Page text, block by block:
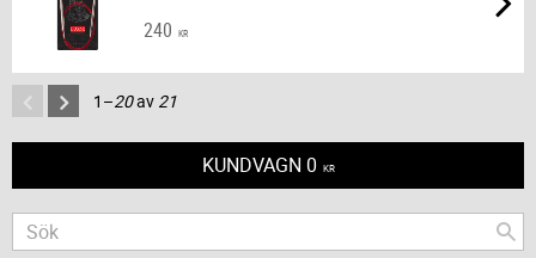
240 KR
1–20av 21
KUNDVAGN 0 KR